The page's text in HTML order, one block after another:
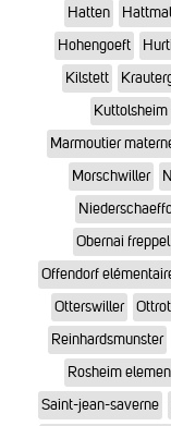
Hatten
Hohengoeft
Kilstett
Kuttolsheim
Marmoutier
Morschwiller
Obernai freppel
Offendorf
Otterswiller
Reinhardsmunster
Rosheim
Saint-jean-saverne